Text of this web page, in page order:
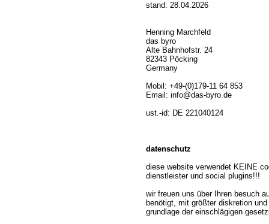
stand: 28.04.2026
Henning Marchfeld
das byro
Alte Bahnhofstr. 24
82343 Pöcking
Germany
Mobil: +49-(0)179-11 64 853
Email: info@das-byro.de
ust.-id: DE 221040124
datenschutz
diese website verwendet KEINE
dienstleister und social plugins!!!
wir freuen uns über Ihren besuch
benötigt, mit größter diskretion
grundlage der einschlägigen